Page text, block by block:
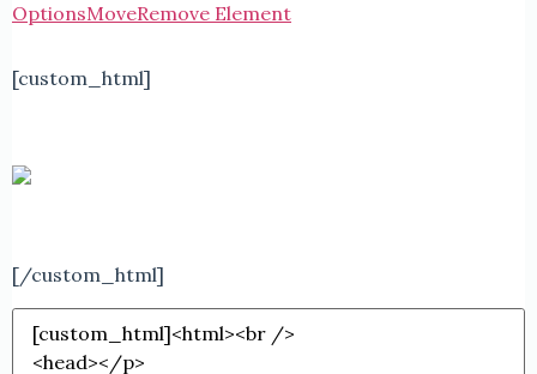
OptionsMoveRemove Element
[custom_html]
[/custom_html]